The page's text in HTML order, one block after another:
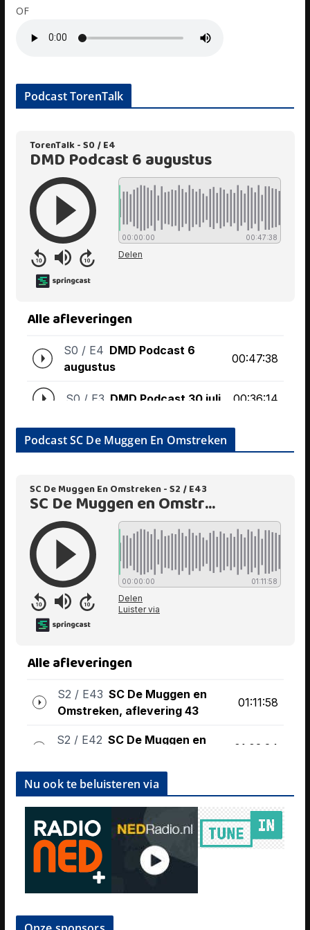
OF
Podcast TorenTalk
Podcast SC De Muggen En Omstreken
Nu ook te beluisteren via